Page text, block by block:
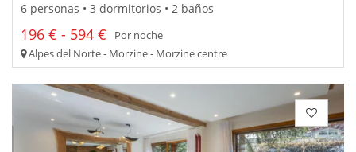
6 personas • 3 dormitorios • 2 baños
196 € - 594 €
Por noche
Alpes del Norte - Morzine - Morzine centre